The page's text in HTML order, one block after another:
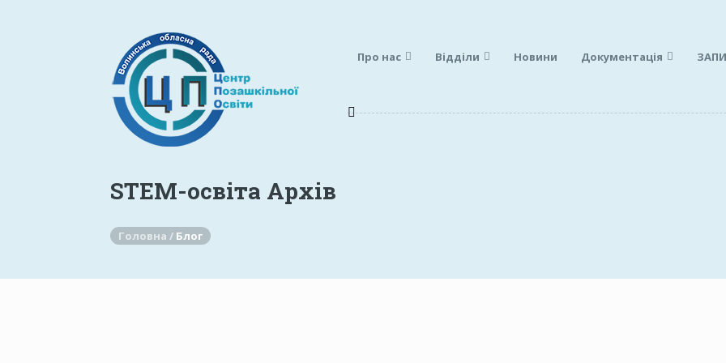
Про нас Відділи Новини Документація
STEM-освіта Архів
Головна / Блог